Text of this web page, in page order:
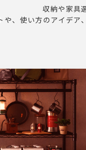
収納や家具
や、使い方のアイデア